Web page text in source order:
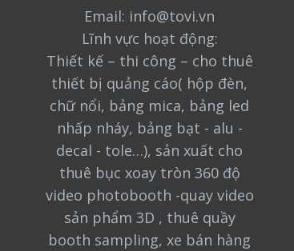
Email: info@tovi.vn
Lĩnh vực hoạt động:
Thiết kế – thi công – cho thuê
thiết bị quảng cáo( hộp đèn,
chữ nổi, bảng mica, bảng led
nhấp nháy, bảng bạt - alu -
decal - tole…), sản xuất cho
thuê bục xoay tròn 360 độ
video photobooth -quay video
sản phẩm 3D , thuê quầy
booth sampling, xe bán hàng